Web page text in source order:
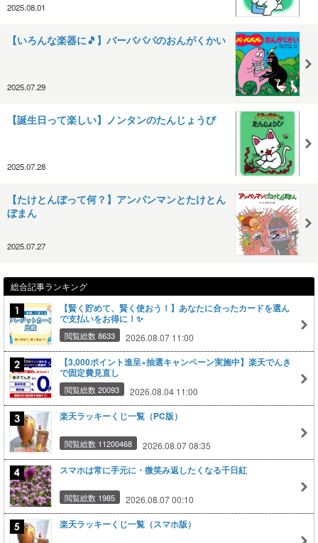
2025.08.01
【いろんな楽器に🎵】バーバパパのおんがくかい
2025.07.29
【誕生日って楽しい】ノンタンのたんじょうび
2025.07.28
【たけとんぼって何？】アンパンマンとたけとん
ぼまん
2025.07.27
総合記事ランキング
【賢く貯めて、賢く使おう！】あなたに合ったカードを選ん
で支払いをお得に！✨
閲覧総数 8633 2026.08.07 11:00
【3,000ポイント進呈×抽選キャンペーン実施中】楽天でんき
で固定費見直し
閲覧総数 20093 2026.08.04 11:00
楽天ラッキーくじ一覧（PC版）
閲覧総数 11200468 2026.08.07 08:35
スマホは常に手元に・微笑み返したくなる千日紅
閲覧総数 1985 2026.08.07 00:10
楽天ラッキーくじ一覧（スマホ版）